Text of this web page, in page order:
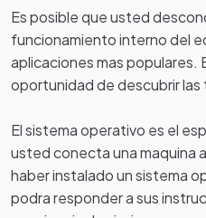
Es posible que usted
funcionamiento interno del
aplicaciones mas populares.
oportunidad de descubrir las
El sistema operativo es el
usted conecta una maquina
haber instalado un sistema
podra responder a sus